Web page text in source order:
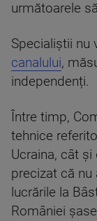
următoarele
Specialiștii nu
canalului,
independenți.
Între timp,
tehnice
Ucraina, cât
precizat că
lucrările la
României